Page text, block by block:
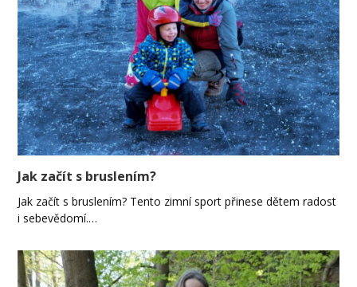
Jak začít s bruslením?
Jak začít s bruslením? Tento zimní sport přinese dětem radost
i sebevědomí.…